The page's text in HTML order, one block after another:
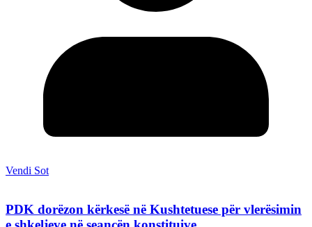
Vendi Sot
PDK dorëzon kërkesë në Kushtetuese për vlerësimin